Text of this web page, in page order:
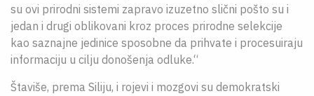
su ovi prirodni sistemi zapravo izuzetno slični pošto su i
jedan i drugi oblikovani kroz proces prirodne selekcije
kao saznajne jedinice sposobne da prihvate i procesuiraju
informaciju u cilju donošenja odluke.“
Štaviše, prema Siliju, i rojevi i mozgovi su demokratski